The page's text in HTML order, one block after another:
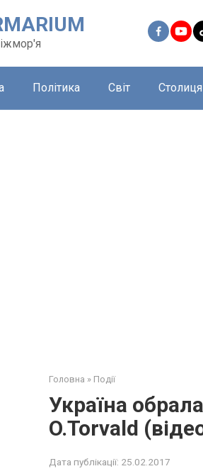
Політика Світ Столиця
Головна » Події
Україна
O.Torvald
Дата публікації: 25.02.2017